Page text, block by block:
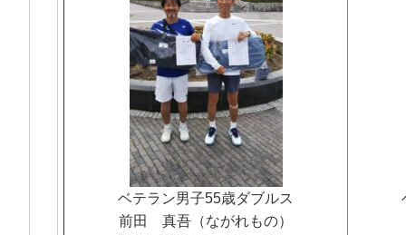
ベテラン男子55歳ダブルス
前田 真吾（ながれもの）